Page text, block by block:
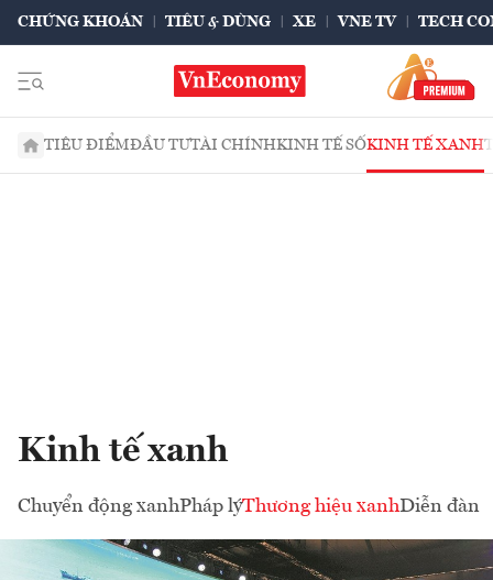
CHỨNG KHOÁN TIÊU & DÙNG XE VNE TV TECH
TIÊU ĐIỂMĐẦU TƯTÀI CHÍNHKINH TẾ SỐKINH TẾ XANH
Kinh tế xanh
Chuyển động xanhPháp lýThương hiệu xanhDiễn đàn